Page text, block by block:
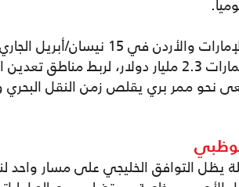
وفي توجه ثالث، وقعت الإمارات
بطول 360 كيلومترا باستثمارات 2.3 مليار
نحو ممر بري يقلص زمن النقل البحري
يظل التوافق الخليجي على مسار واحد